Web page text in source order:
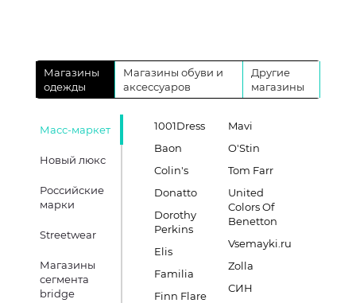
Магазины
одежды
Магазины обуви и
аксессуаров
Другие
магазины
Масс-маркет
Новый люкс
Российские
марки
Streetwear
Магазины
сегмента
bridge
1001Dress
Baon
Colin's
Donatto
Dorothy
Perkins
Elis
Familia
Finn Flare
Mavi
O'Stin
Tom Farr
United
Colors Of
Benetton
Vsemayki.ru
Zolla
СИН